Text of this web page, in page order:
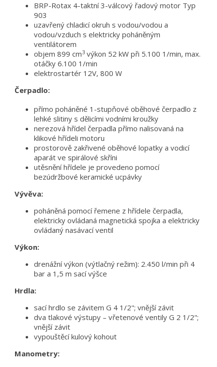
BRP-Rotax 4-taktní 3-válcový řadový motor Typ
903
uzavřený chladicí okruh s vodou/vodou a
vodou/vzduch s elektricky poháněným
ventilátorem
objem 899 cm3 výkon 52 kW při 5.100 1/min, max.
otáčky 6.100 1/min
elektrostartér 12V, 800 W
Čerpadlo:
přímo poháněné 1-stupňové oběhové čerpadlo z
lehké slitiny s dělicími vodními kroužky
nerezová hřídel čerpadla přímo nalisovaná na
klikové hřídeli motoru
prostorově zakřivené oběhové lopatky a vodicí
aparát ve spirálové skříni
utěsnění hřídele je provedeno pomocí
bezúdržbové keramické ucpávky
Vývěva:
poháněná pomocí řemene z hřídele čerpadla,
elektricky ovládaná magnetická spojka a elektricky
ovládaný nasávací ventil
Výkon:
drenážní výkon (výtlačný režim): 2.450 l/min při 4
bar a 1,5 m sací výšce
Hrdla:
sací hrdlo se závitem G 4 1/2"; vnější závit
dva tlakové výstupy – vřetenové ventily G 2 1/2";
vnější závit
vypouštěcí kulový kohout
Manometry: